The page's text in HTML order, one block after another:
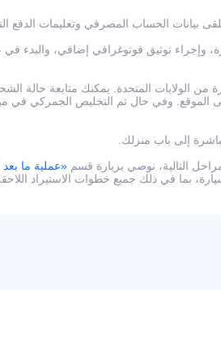
وإجراء توثيق فوتوغرافي إضافي، والبدء في
من الولايات المتحدة. يمكنك متابعة حالة
وفي حال تم التخليص الجمركي في
إلى باب منزلك.
التالية، نوصي بزيارة قسم «عملية ما بعد
بما في ذلك جميع خطوات الاستيراد